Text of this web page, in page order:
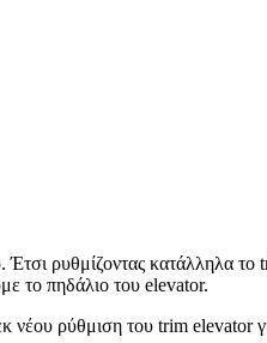
ρυθμίζοντας κατάλληλα
το πηδάλιο του elevator.
νέου ρύθμιση του trim elevator